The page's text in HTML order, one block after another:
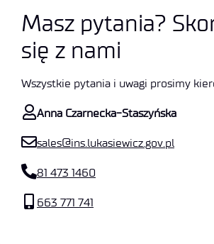
Masz pytania?
się z nami
Wszystkie pytania i uwagi prosimy
Anna Czarnecka-Staszyńska
sales@ins.lukasiewicz.gov.pl
81 473 1460
663 771 741